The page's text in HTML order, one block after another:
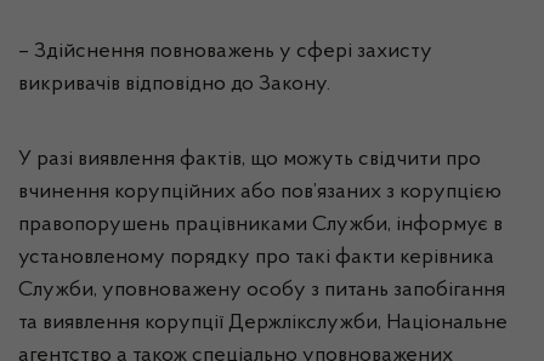
– Здійснення повноважень у сфері захисту
викривачів відповідно до Закону.
У разі виявлення фактів, що можуть свідчити про
вчинення корупційних або пов’язаних з корупцією
правопорушень працівниками Служби, інформує в
установленому порядку про такі факти керівника
Служби, уповноважену особу з питань запобігання
та виявлення корупції Держлікслужби, Національне
агентство а також спеціально уповноважених